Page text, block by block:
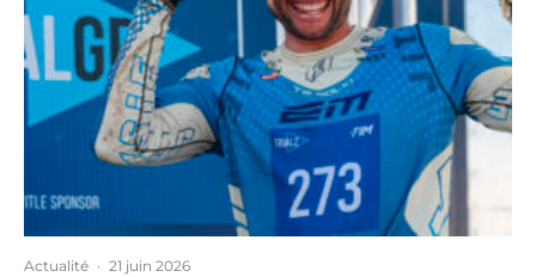
Actualité · 21 juin 2026